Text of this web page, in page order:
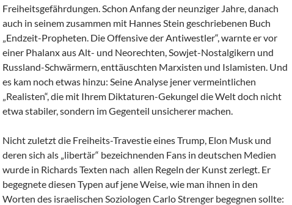
Freiheitsgefährdungen. Schon Anfang der neunziger Jahre, danach
auch in seinem zusammen mit Hannes Stein geschriebenen Buch
„Endzeit-Propheten. Die Offensive der Antiwestler“, warnte er vor
einer Phalanx aus Alt- und Neorechten, Sowjet-Nostalgikern und
Russland-Schwärmern, enttäuschten Marxisten und Islamisten. Und
es kam noch etwas hinzu: Seine Analyse jener vermeintlichen
„Realisten“, die mit Ihrem Diktaturen-Gekungel die Welt doch nicht
etwa stabiler, sondern im Gegenteil unsicherer machen.
Nicht zuletzt die Freiheits-Travestie eines Trump, Elon Musk und
deren sich als „libertär“ bezeichnenden Fans in deutschen Medien
wurde in Richards Texten nach allen Regeln der Kunst zerlegt. Er
begegnete diesen Typen auf jene Weise, wie man ihnen in den
Worten des israelischen Soziologen Carlo Strenger begegnen sollte: